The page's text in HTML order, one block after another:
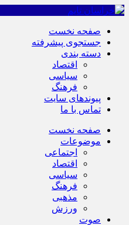
صفحه نخست
جستجوی پیشرفته
دسته بندی
اقتصاد
سیاسی
فرهنگ
پیوندهای سایت
تماس با ما
صفحه نخست
موضوعات
اجتماعی
اقتصاد
سیاسی
فرهنگ
مذهبی
ورزش
صوت